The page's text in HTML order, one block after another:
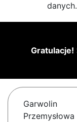
danych.
Gratulacje!
Garwolin